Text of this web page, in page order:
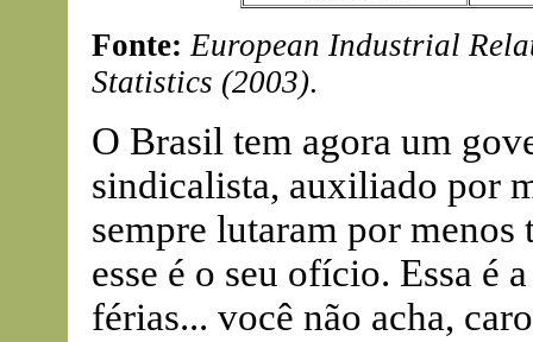
Fonte:European Industrial
Statistics (2003).
O Brasil tem agora um
sindicalista, auxiliado por
sempre lutaram por
esse é o seu ofício. Essa é
férias... você não acha,